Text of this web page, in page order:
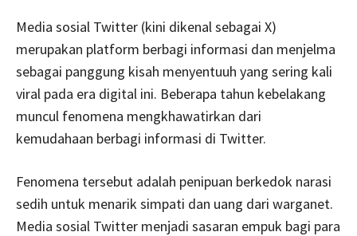
Media sosial Twitter (kini dikenal sebagai X)
merupakan platform berbagi informasi dan menjelma
sebagai panggung kisah menyentuuh yang sering kali
viral pada era digital ini. Beberapa tahun kebelakang
muncul fenomena mengkhawatirkan dari
kemudahaan berbagi informasi di Twitter.
Fenomena tersebut adalah penipuan berkedok narasi
sedih untuk menarik simpati dan uang dari warganet.
Media sosial Twitter menjadi sasaran empuk bagi para